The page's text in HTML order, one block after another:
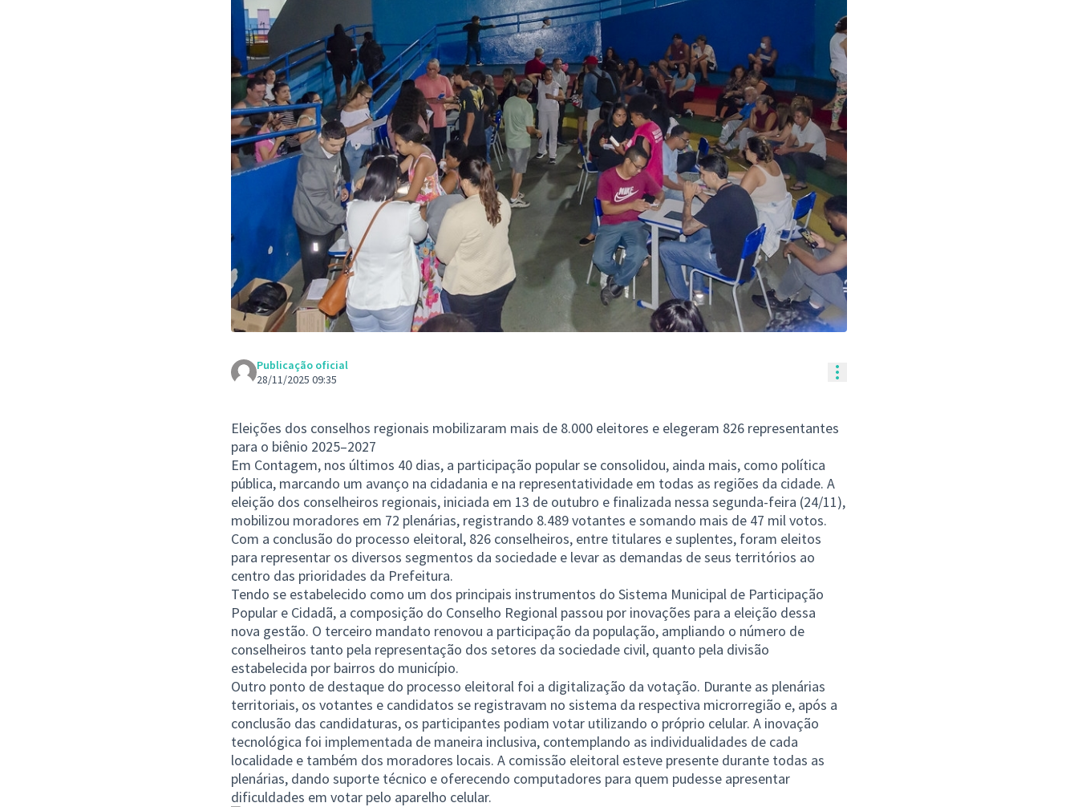
Publicação oficial
28/11/2025 09:35
Controles de recursos
Eleições dos conselhos regionais mobilizaram mais de 8.000 eleitores e elegeram 826 representantes
para o biênio 2025–2027
Em Contagem, nos últimos 40 dias, a participação popular se consolidou, ainda mais, como política
pública, marcando um avanço na cidadania e na representatividade em todas as regiões da cidade. A
eleição dos conselheiros regionais, iniciada em 13 de outubro e finalizada nessa segunda-feira (24/11),
mobilizou moradores em 72 plenárias, registrando 8.489 votantes e somando mais de 47 mil votos.
Com a conclusão do processo eleitoral, 826 conselheiros, entre titulares e suplentes, foram eleitos
para representar os diversos segmentos da sociedade e levar as demandas de seus territórios ao
centro das prioridades da Prefeitura.
Tendo se estabelecido como um dos principais instrumentos do Sistema Municipal de Participação
Popular e Cidadã, a composição do Conselho Regional passou por inovações para a eleição dessa
nova gestão. O terceiro mandato renovou a participação da população, ampliando o número de
conselheiros tanto pela representação dos setores da sociedade civil, quanto pela divisão
estabelecida por bairros do município.
Outro ponto de destaque do processo eleitoral foi a digitalização da votação. Durante as plenárias
territoriais, os votantes e candidatos se registravam no sistema da respectiva microrregião e, após a
conclusão das candidaturas, os participantes podiam votar utilizando o próprio celular. A inovação
tecnológica foi implementada de maneira inclusiva, contemplando as individualidades de cada
localidade e também dos moradores locais. A comissão eleitoral esteve presente durante todas as
plenárias, dando suporte técnico e oferecendo computadores para quem pudesse apresentar
dificuldades em votar pelo aparelho celular.